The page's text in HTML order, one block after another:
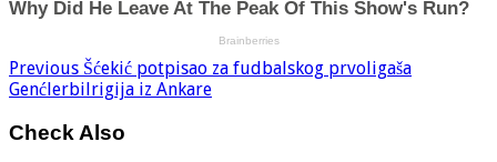
Previous Šćekić potpisao za fudbalskog prvoligaša
Genćlerbilrigija iz Ankare
Check Also